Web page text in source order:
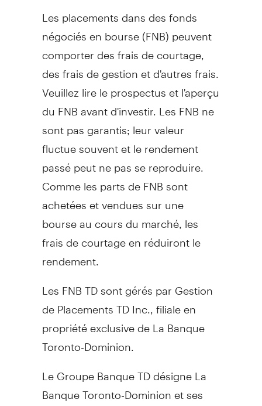
Les placements dans des fonds
négociés en bourse (FNB) peuvent
comporter des frais de courtage,
des frais de gestion et d'autres frais.
Veuillez lire le prospectus et l'aperçu
du FNB avant d'investir. Les FNB ne
sont pas garantis; leur valeur
fluctue souvent et le rendement
passé peut ne pas se reproduire.
Comme les parts de FNB sont
achetées et vendues sur une
bourse au cours du marché, les
frais de courtage en réduiront le
rendement.
Les FNB TD sont gérés par Gestion
de Placements TD Inc., filiale en
propriété exclusive de La Banque
Toronto-Dominion.
Le Groupe Banque TDdésigne La
Banque Toronto-Dominion et ses